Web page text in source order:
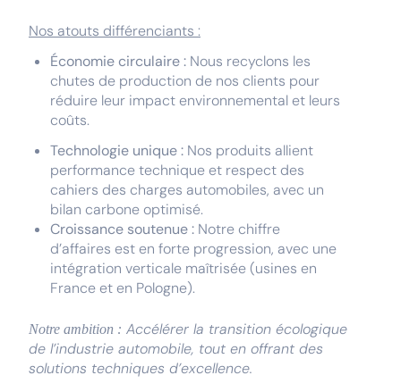
Nos atouts différenciants :
Économie circulaire : Nous recyclons les
chutes de production de nos clients pour
réduire leur impact environnemental et leurs
coûts.
Technologie unique : Nos produits allient
performance technique et respect des
cahiers des charges automobiles, avec un
bilan carbone optimisé.
Croissance soutenue : Notre chiffre
d’affaires est en forte progression, avec une
intégration verticale maîtrisée (usines en
France et en Pologne).
Notre ambition : Accélérer la transition écologique
de l’industrie automobile, tout en offrant des
solutions techniques d’excellence.